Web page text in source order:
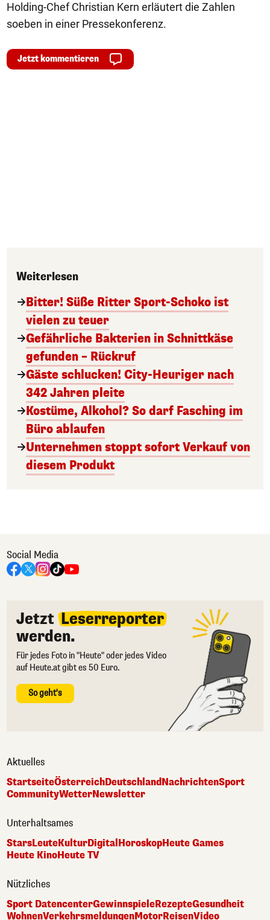
Holding-Chef Christian Kern erläutert die Zahlen
soeben in einer Pressekonferenz.
Jetzt kommentieren
Weiterlesen
Bitter! Süße Ritter Sport-Schoko ist
vielen zu teuer
Gefährliche Bakterien in Schnittkäse
gefunden – Rückruf
Gäste schlucken! City-Heuriger nach
342 Jahren pleite
Kostüme, Alkohol? So darf Fasching im
Büro ablaufen
Unternehmen stoppt sofort Verkauf von
diesem Produkt
Social Media
Jetzt Leserreporter
werden.
Für jedes Foto in "Heute" oder jedes Video
auf Heute.at gibt es 50 Euro.
So geht's
Aktuelles
StartseiteÖsterreichDeutschlandNachrichtenSport
CommunityWetterNewsletter
Unterhaltsames
StarsLeuteKulturDigital HoroskopHeute Games
Heute KinoHeute TV
Nützliches
Sport DatencenterGewinnspieleRezepteGesundheit
WohnenVerkehrsmeldungenMotorReisenVideo